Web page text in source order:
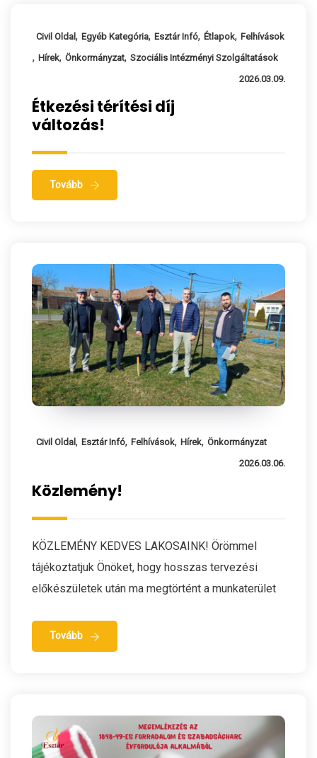
Civil Oldal, Egyéb Kategória, Esztár Infó, Étlapok, Felhívások
, Hírek, Önkormányzat, Szociális Intézményi Szolgáltatások
2026.03.09.
Étkezési térítési díj
változás!
Tovább
Civil Oldal , Esztár Infó, Felhívások, Hírek, Önkormányzat
2026.03.06.
Közlemény!
KÖZLEMÉNY KEDVES LAKOSAINK! Örömmel
tájékoztatjuk Önöket, hogy hosszas tervezési
előkészületek után ma megtörtént a munkaterület
Tovább